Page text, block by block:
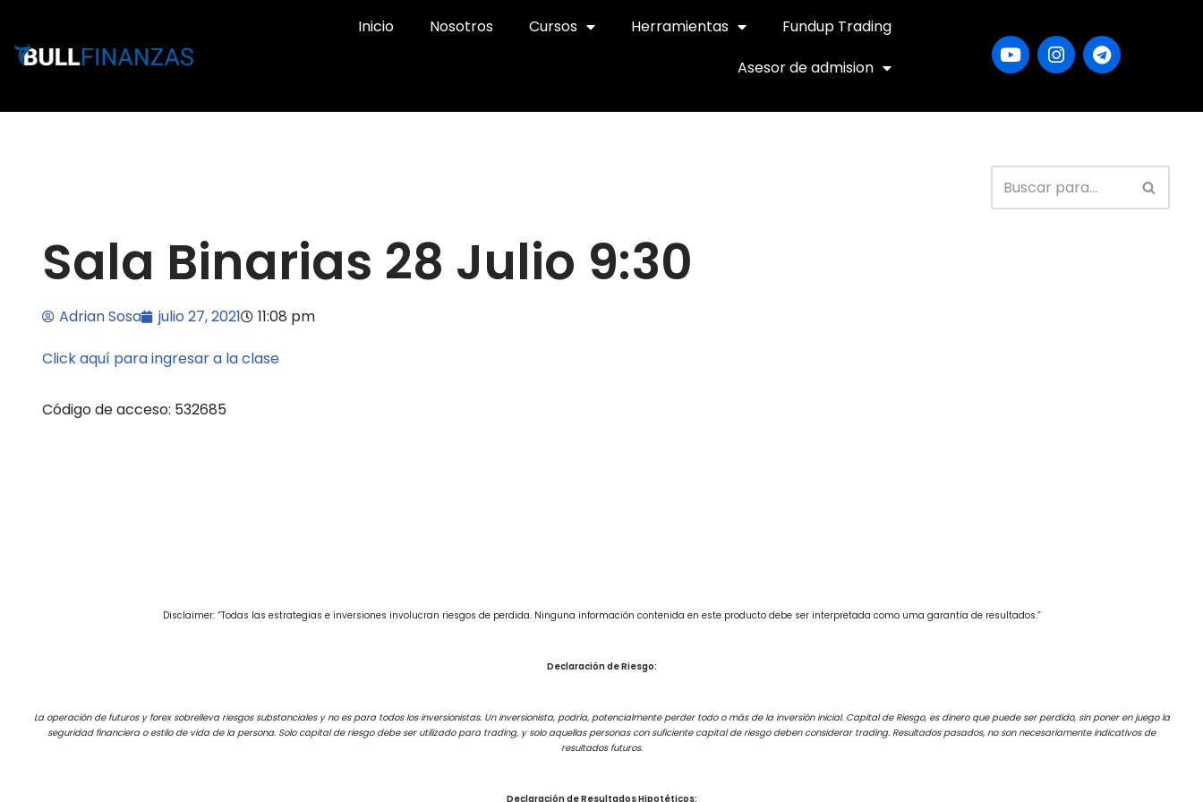
Ir
Inicio Nosotros Cursos Herramientas
Fundup Trading
Asesor de admision
Sala Binarias 28 Julio 9:30
Adrian Sosa julio 27, 2021 11:08 pm
Click aquí para ingresar a la clase
Código de acceso: 532685
Disclaimer: “Todas las estrategias e inversiones involucran riesgos de perdida. Ninguna información contenida en este producto debe ser interpretada como uma garantía de resultados.”
Declaración de Riesgo:
La operación de futuros y forex sobrelleva riesgos substanciales y no es para todos los inversionistas. Un inversionista, podría, potencialmente perder todo o más de la inversión inicial. Capital de Riesgo, es dinero que puede ser perdido, sin poner en juego la
seguridad financiera o estilo de vida de la persona. Solo capital de riesgo debe ser utilizado para trading, y solo aquellas personas con suficiente capital de riesgo deben considerar trading. Resultados pasados, no son necesariamente indicativos de
resultados futuros.
Declaración de Resultados Hipotéticos: